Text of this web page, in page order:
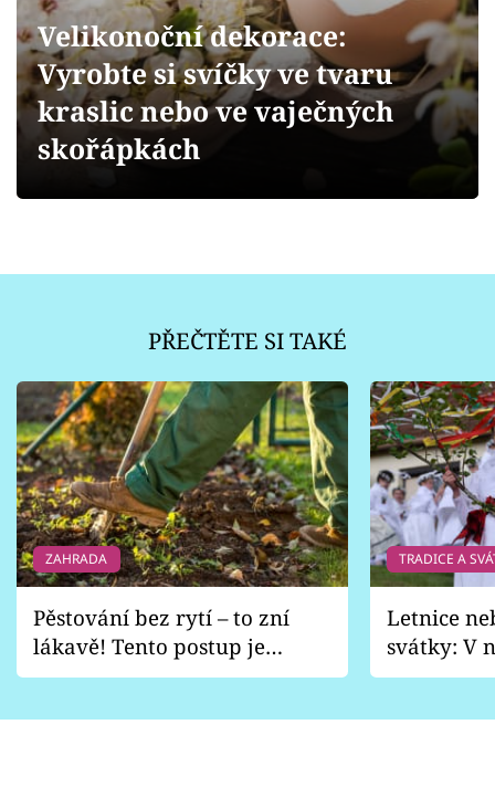
Přihlášení
Sledujte nás
Velikonoční dekorace:
Vyrobte si svíčky ve tvaru
kraslic nebo ve vaječných
skořápkách
PŘEČTĚTE SI TAKÉ
ZAHRADA
Pěstování bez rytí – to zní
lákavě! Tento postup je
vhodný jen pro některé
TRADICE A
Letnice
svátky: V
pondělí